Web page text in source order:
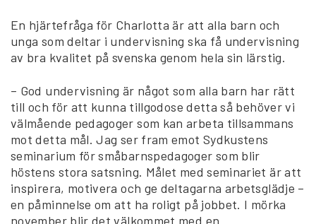
En hjärtefråga för Charlotta är att alla barn och
unga som deltar i undervisning ska få undervisning
av bra kvalitet på svenska genom hela sin lärstig.
– God undervisning är något som alla barn har rätt
till och för att kunna tillgodose detta så behöver vi
välmående pedagoger som kan arbeta tillsammans
mot detta mål. Jag ser fram emot Sydkustens
seminarium för småbarnspedagoger som blir
höstens stora satsning. Målet med seminariet är att
inspirera, motivera och ge deltagarna arbetsglädje –
en påminnelse om att ha roligt på jobbet. I mörka
november blir det välkommet med en